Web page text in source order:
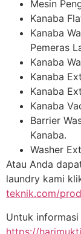
Mesin
Kanaba
Kanaba
Pemeras
Kanaba
Kanaba
Kanaba
Kanaba
Barrier
Kanaba.
Washer
Atau Anda
laundry kami
teknik.com/
Untuk
https://